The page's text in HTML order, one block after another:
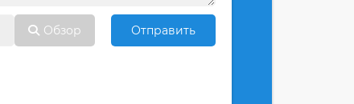
Обзор Отправить